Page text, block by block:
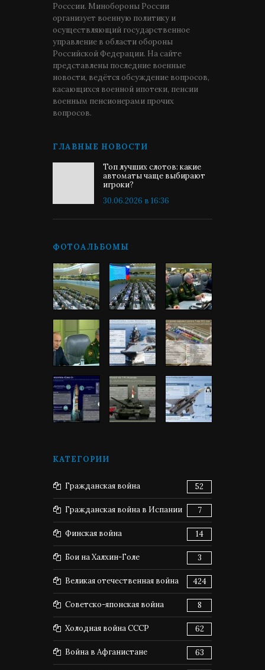
Росссии. Минобороны России
организует военную политику и
осуществляющий государственное
управление в области обороны
Российской Федерации. На сайте
представлены последние военные
новости, ведётся обсуждение вопросов,
касающихся военной ипотеки, пенсии
военным пенсионерами прочих
вопросов.
ГЛАВНЫЕ НОВОСТИ
Топ лучших слотов: какие
автоматы чаще выбирают
игроки?
30.06.2026 в 16:36
ФОТОАЛЬБОМЫ
КАТЕГОРИИ
Гражданская война 52
Гражданская война в Испании 7
Финская война 14
Бои на Халхин-Голе 3
Великая отечественная война 424
Советско-японская война 8
Холодная война СССР 62
Война в Афганистане 63